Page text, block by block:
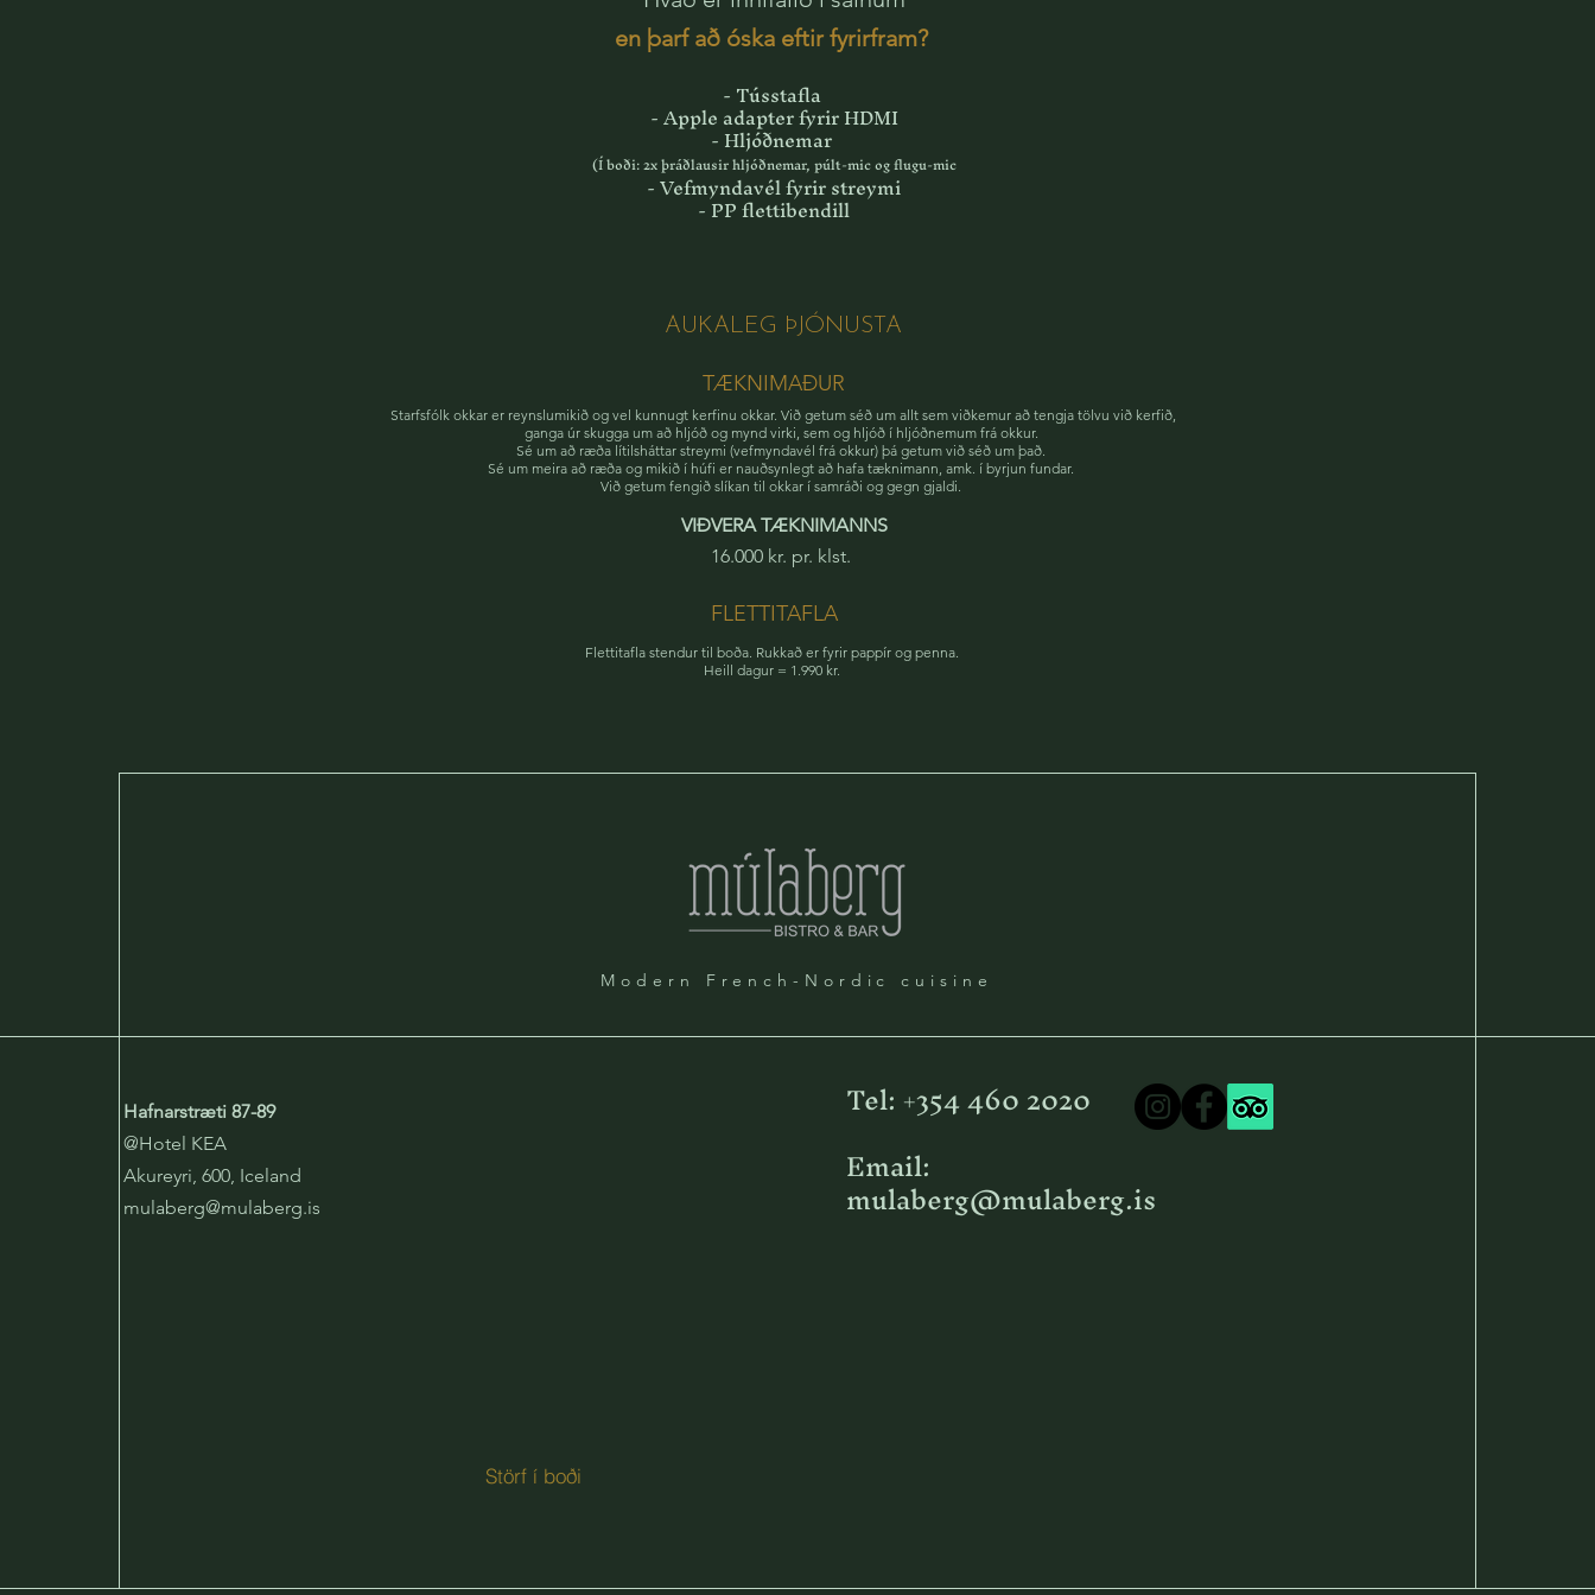
en þarf að óska eftir fyrirfram?
- Tússtafla
- Apple adapter fyrir HDMI
- Hljóðnemar
(Í boði: 2x þráðlausir hljóðnemar, púlt-mic og flugu-mic
- Vefmyndavél fyrir streymi
- PP flettibendill
AUKALEG ÞJÓNUSTA
TÆKNIMAÐUR
Starfsfólk okkar er reynslumikið og vel kunnugt kerfinu okkar. Við getum séð um allt sem viðkemur að tengja tölvu við kerfið,
ganga úr skugga um að hljóð og mynd virki, sem og hljóð í hljóðnemum frá okkur.
Sé um að ræða lítilsháttar streymi (vefmyndavél frá okkur) þá getum við séð um það.
Sé um meira að ræða og mikið í húfi er nauðsynlegt að hafa tæknimann, amk. í byrjun fundar.
Við getum fengið slíkan til okkar í samráði og gegn gjaldi.
VIÐVERA TÆKNIMANNS
16.000 kr. pr. klst.
FLETTITAFLA
Flettitafla stendur til boða. Rukkað er fyrir pappír og penna.
Heill dagur = 1.990 kr.
Modern French-Nordic cuisine
Hafnarstræti 87-89
@Hotel KEA
Akureyri, 600, Iceland
mulaberg@mulaberg.is
Störf í boði
Tel: +354 460 2020
Email:
mulaberg@mulaberg.is